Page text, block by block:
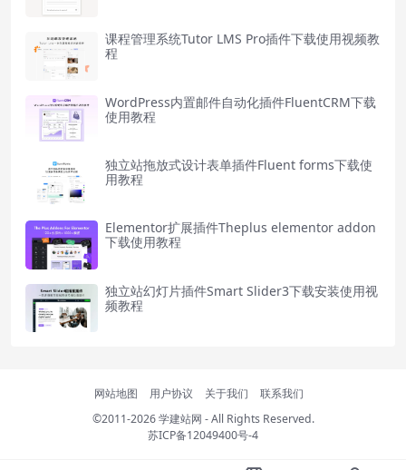
课程管理系统Tutor LMS Pro插件下载使用视频教
程
WordPress内置邮件自动化插件FluentCRM下载
使用教程
独立站拖放式设计表单插件Fluent forms下载使
用教程
Elementor扩展插件Theplus elementor addon
下载使用教程
独立站幻灯片插件Smart Slider3下载安装使用视
频教程
网站地图 用户协议 关于我们
联系我们
©2011-2026学建站网 - All Rights Reserved.
苏ICP备12049400号-4